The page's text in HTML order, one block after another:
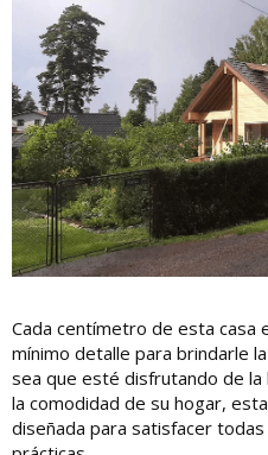
Cada centímetro de esta casa
mínimo detalle para brindarle
sea que esté disfrutando de
la comodidad de su hogar,
diseñada para satisfacer